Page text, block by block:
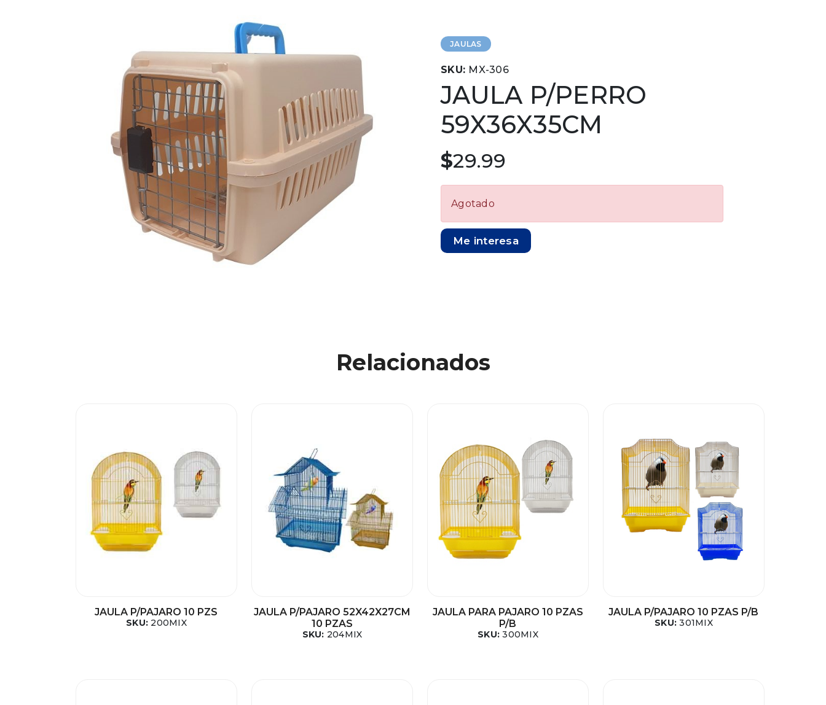
JAULAS
SKU: MX-306
JAULA P/PERRO
59X36X35CM
$29.99
Agotado
Me interesa
Relacionados
JAULA P/PAJARO 10 PZS
SKU: 200MIX
JAULA P/PAJARO 52X42X27CM
10 PZAS
SKU: 204MIX
JAULA PARA PAJARO 10 PZAS
P/B
SKU:300MIX
JAULA P/PAJARO 10 PZAS P/B
SKU:301MIX